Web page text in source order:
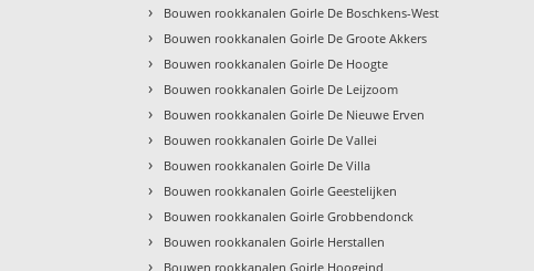
› Bouwen rookkanalen Goirle De Boschkens-West
› Bouwen rookkanalen Goirle De Groote Akkers
› Bouwen rookkanalen Goirle De Hoogte
› Bouwen rookkanalen Goirle De Leijzoom
› Bouwen rookkanalen Goirle De Nieuwe Erven
› Bouwen rookkanalen Goirle De Vallei
› Bouwen rookkanalen Goirle De Villa
› Bouwen rookkanalen Goirle Geestelijken
› Bouwen rookkanalen Goirle Grobbendonck
› Bouwen rookkanalen Goirle Herstallen
› Bouwen rookkanalen Goirle Hoogeind